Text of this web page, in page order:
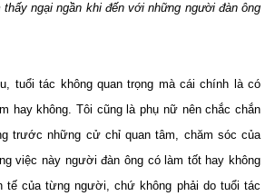
ngại ngần khi đến với những người đàn ông
tuổi tác không quan trọng mà cái chính là có
hay không. Tôi cũng là phụ nữ nên chắc chắn
trước những cử chỉ quan tâm, chăm sóc của
việc này người đàn ông có làm tốt hay không
tế của từng người, chứ không phải do tuổi tác